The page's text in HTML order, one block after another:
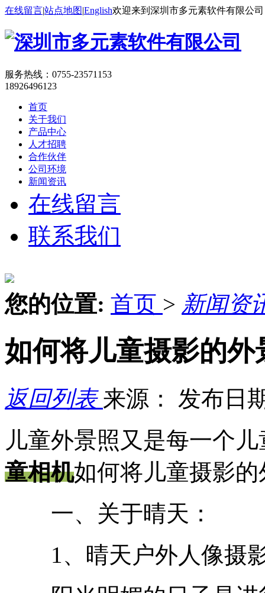
在线留言|站点地图|English欢迎来到深圳市多元素软件有限公
服务热线： 0755-23571153
18926496123
首页
关于我们
产品中心
人才招聘
合作伙伴
公司环境
新闻资讯
在线留言
联系我们
您的位置: 首页 > 新闻资
如何将儿童摄影的
返回列表来源： 发布日
儿童外景照又是每一个
童相机如何将儿童摄影
一、关于晴天：
1、晴天户外人像摄